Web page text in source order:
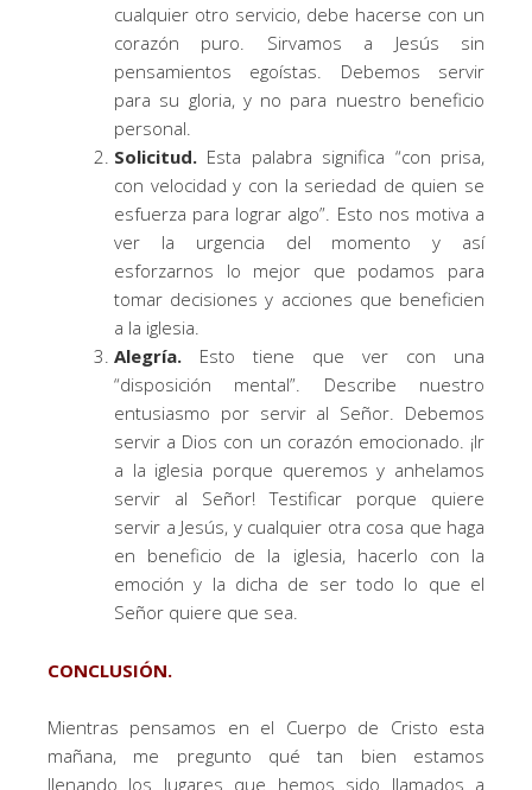
cualquier otro servicio, debe hacerse con un
corazón puro. Sirvamos a Jesús sin
pensamientos egoístas. Debemos servir
para su gloria, y no para nuestro beneficio
personal.
Solicitud. Esta palabra significa “con prisa,
con velocidad y con la seriedad de quien se
esfuerza para lograr algo”. Esto nos motiva a
ver la urgencia del momento y así
esforzarnos lo mejor que podamos para
tomar decisiones y acciones que beneficien
a la iglesia.
Alegría. Esto tiene que ver con una
“disposición mental”. Describe nuestro
entusiasmo por servir al Señor. Debemos
servir a Dios con un corazón emocionado. ¡Ir
a la iglesia porque queremos y anhelamos
servir al Señor! Testificar porque quiere
servir a Jesús, y cualquier otra cosa que haga
en beneficio de la iglesia, hacerlo con la
emoción y la dicha de ser todo lo que el
Señor quiere que sea.
CONCLUSIÓN.
Mientras pensamos en el Cuerpo de Cristo esta
mañana, me pregunto qué tan bien estamos
llenando los lugares que hemos sido llamados a